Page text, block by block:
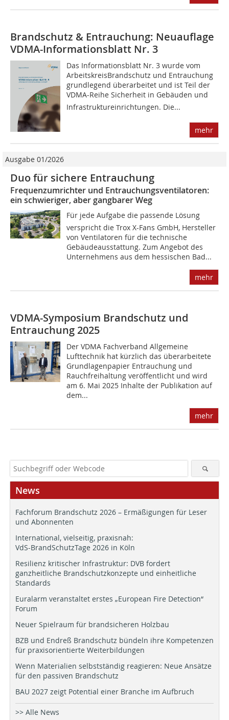
Brandschutz & Entrauchung: Neuauflage
VDMA-Informationsblatt Nr. 3
Das Informationsblatt Nr. 3 wurde vom
ArbeitskreisBrandschutz und Entrauchung
grundlegend überarbeitet und ist Teil der
VDMA-Reihe Sicherheit in Gebäuden und
Infrastruktureinrichtungen. Die...
mehr
Ausgabe 01/2026
Duo für sichere Entrauchung
Frequenzumrichter und Entrauchungsventilatoren:
ein schwieriger, aber gangbarer Weg
Für jede Aufgabe die passende Lösung
verspricht die Trox X-Fans GmbH, Hersteller
von Ventilatoren für die technische
Gebäudeausstattung. Zum Angebot des
Unternehmens aus dem hessischen Bad...
mehr
VDMA-Symposium Brandschutz und
Entrauchung 2025
Der VDMA Fachverband Allgemeine
Lufttechnik hat kürzlich das überarbeitete
Grundlagenpapier Entrauchung und
Rauchfreihaltung veröffentlicht und wird
am 6. Mai 2025 Inhalte der Publikation auf
dem...
mehr
News
Fachforum Brandschutz 2026 – Ermäßigungen für Leser
und Abonnenten
International, vielseitig, praxisnah:
VdS-BrandSchutzTage 2026 in Köln
Resilienz kritischer Infrastruktur: DVB fordert
ganzheitliche Brandschutzkonzepte und einheitliche
Standards
Euralarm veranstaltet erstes „European Fire Detection“
Forum
Neuer Spielraum für brandsicheren Holzbau
BZB und Endreß Brandschutz bündeln ihre Kompetenzen
für praxisorientierte Weiterbildungen
Wenn Materialien selbstständig reagieren: Neue Ansätze
für den passiven Brandschutz
BAU 2027 zeigt Potential einer Branche im Aufbruch
>> Alle News